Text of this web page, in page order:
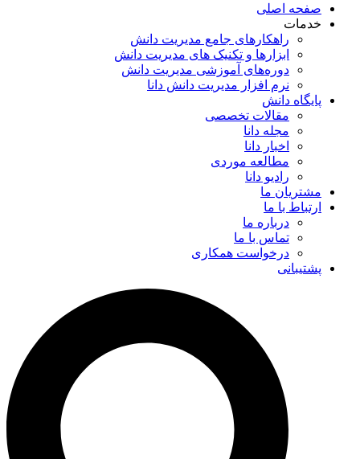
صفحه اصلی
خدمات
راهکارهای جامع مدیریت دانش
ابزارها و تکنیک‌ های مدیریت دانش
دوره‌های آموزشی مدیریت دانش
نرم افزار مدیریت دانش دانا
پایگاه دانش
مقالات تخصصی
مجله دانا
اخبار دانا
مطالعه موردی
رادیو دانا
مشتریان ما
ارتباط با ما
درباره ما
تماس با ما
درخواست همکاری
پشتیبانی